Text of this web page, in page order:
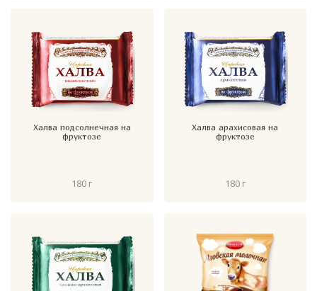
Халва подсолнечная на
фруктозе
180 г
Халва арахисовая на
фруктозе
180 г